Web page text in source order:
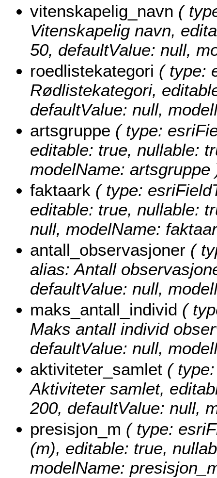
vitenskapelig_navn (
Vitenskapelig navn,
50, defaultValue: null,
roedlistekategori ( type:
Rødlistekategori,
defaultValue: null,
artsgruppe ( type:
editable: true, nullable:
modelName: artsgruppe
faktaark ( type:
editable: true, nullable:
null, modelName:
antall_observasjoner (
alias: Antall
defaultValue: null,
maks_antall_individ (
Maks antall individ
defaultValue: null,
aktiviteter_samlet (
Aktiviteter samlet,
200, defaultValue: null,
presisjon_m ( type:
(m), editable: true,
modelName: